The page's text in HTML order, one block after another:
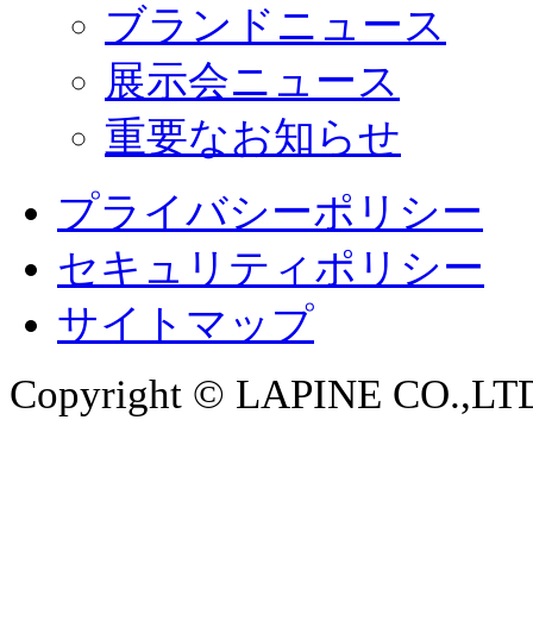
ブランドニュース
展示会ニュース
重要なお知らせ
プライバシーポリシー
セキュリティポリシー
サイトマップ
Copyright © LAPINE